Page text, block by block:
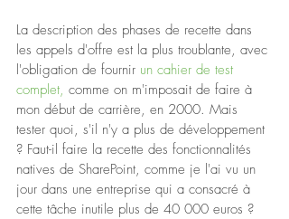
La description des phases de recette dans
les appels d'offre est la plus troublante, avec
l'obligation de fournir un cahier de test
complet, comme on m'imposait de faire à
mon début de carrière, en 2000. Mais
tester quoi, s'il n'y a plus de développement
? Faut-il faire la recette des fonctionnalités
natives de SharePoint, comme je l'ai vu un
jour dans une entreprise qui a consacré à
cette tâche inutile plus de 40 000 euros ?